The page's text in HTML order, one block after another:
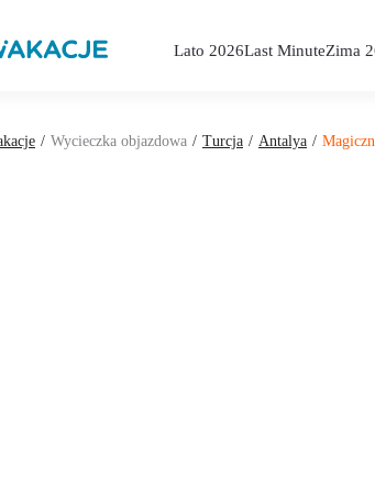
Lato 2026Last MinuteZima
Wycieczka objazdowa Turcja Antalya